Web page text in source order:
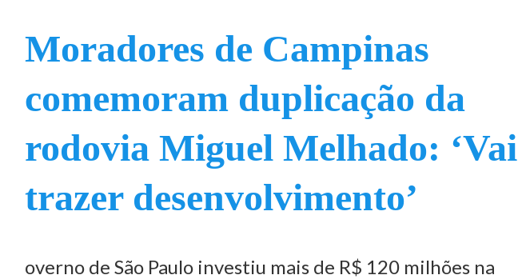
Moradores de Campinas
comemoram duplicação da
rodovia Miguel Melhado: ‘Vai
trazer desenvolvimento’
overno de São Paulo investiu mais de R$ 120 milhões na